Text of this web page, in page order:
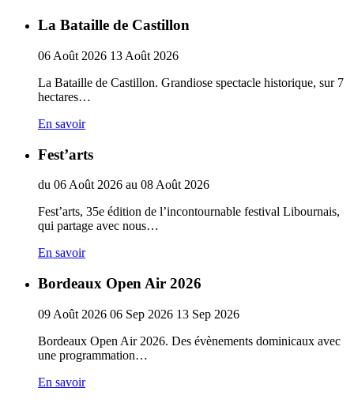
La Bataille de Castillon
06 Août 2026 13 Août 2026
La Bataille de Castillon. Grandiose spectacle historique, sur 7
hectares…
En savoir
Fest’arts
du 06 Août 2026 au 08 Août 2026
Fest’arts, 35e édition de l’incontournable festival Libournais,
qui partage avec nous…
En savoir
Bordeaux Open Air 2026
09 Août 2026 06 Sep 2026 13 Sep 2026
Bordeaux Open Air 2026. Des évènements dominicaux avec
une programmation…
En savoir